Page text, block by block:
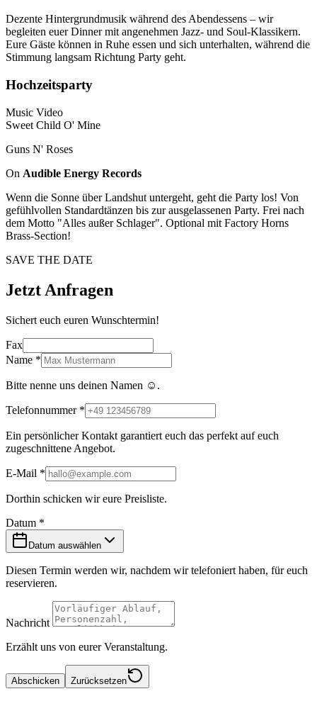
Dezente Hintergrundmusik während des Abendessens – wir
begleiten euer Dinner mit angenehmen Jazz- und Soul-Klassikern.
Eure Gäste können in Ruhe essen und sich unterhalten, während die
Stimmung langsam Richtung Party geht.
Hochzeitsparty
Music Video
Sweet Child O' Mine
Guns N' Roses
On Audible Energy Records
Wenn die Sonne über Landshut untergeht, geht die Party los! Von
gefühlvollen Standardtänzen bis zur ausgelassenen Party. Frei nach
dem Motto "Alles außer Schlager". Optional mit Factory Horns
Brass-Section!
SAVE THE DATE
Jetzt Anfragen
Sichert euch euren Wunschtermin!
Fax
Name *
Bitte nenne uns deinen Namen ☺️.
Telefonnummer *
Ein persönlicher Kontakt garantiert euch das perfekt auf euch
zugeschnittene Angebot.
E-Mail *
Dorthin schicken wir eure Preisliste.
Datum *
Datum auswählen
Diesen Termin werden wir, nachdem wir telefoniert haben, für euch
reservieren.
Nachricht
Erzählt uns von eurer Veranstaltung.
Abschicken Zurücksetzen